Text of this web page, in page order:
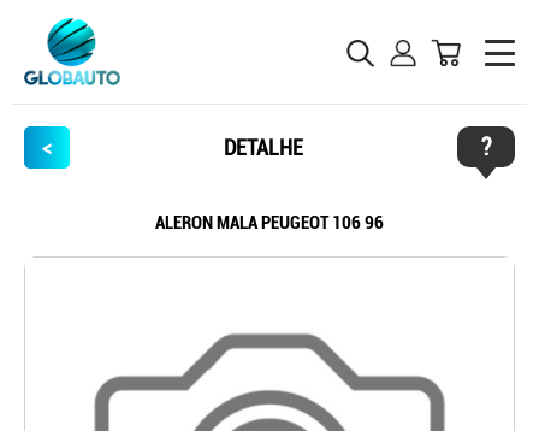
< DETALHE ?
ALERON MALA PEUGEOT 106 96